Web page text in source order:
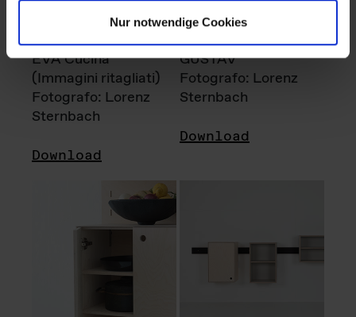
Nur notwendige Cookies
EVA Cucina
(Immagini ritagliati)
Fotografo: Lorenz
Sternbach
Download
GUSTAV
Fotografo: Lorenz
Sternbach
Download